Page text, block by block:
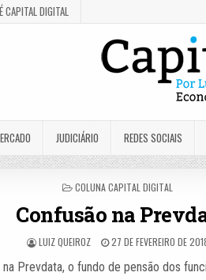
CAPITAL DIGITAL
JUDICIÁRIO REDES SOCIAIS
POSTED
COLUNA CAPITAL DIGITAL
Confusão na
LUIZ QUEIROZ 27 DE FEVEREIRO DE
Prevdata, o fundo de pensão dos